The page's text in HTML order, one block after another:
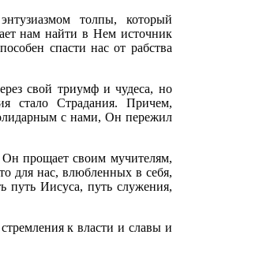
толпы, который
нам найти в Нем источник
спасти нас от рабства
свой триумф и чудеса, но
стало Страдания. Причем,
с нами, Он пережил
прощает своим мучителям,
для нас, влюбленных в себя,
путь Иисуса, путь служения,
к власти и славы и